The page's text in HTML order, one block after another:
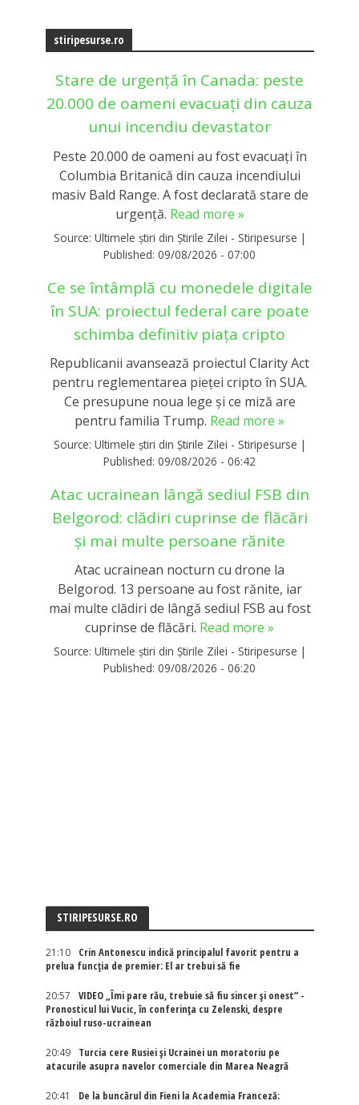
stiripesurse.ro
Stare de urgență în Canada: peste
20.000 de oameni evacuați din cauza
unui incendiu devastator
Peste 20.000 de oameni au fost evacuați în
Columbia Britanică din cauza incendiului
masiv Bald Range. A fost declarată stare de
urgență. Read more »
Source: Ultimele știri din Știrile Zilei - Stiripesurse |
Published: 09/08/2026 - 07:00
Ce se întâmplă cu monedele digitale
în SUA: proiectul federal care poate
schimba definitiv piața cripto
Republicanii avansează proiectul Clarity Act
pentru reglementarea pieței cripto în SUA.
Ce presupune noua lege și ce miză are
pentru familia Trump. Read more »
Source: Ultimele știri din Știrile Zilei - Stiripesurse |
Published: 09/08/2026 - 06:42
Atac ucrainean lângă sediul FSB din
Belgorod: clădiri cuprinse de flăcări
și mai multe persoane rănite
Atac ucrainean nocturn cu drone la
Belgorod. 13 persoane au fost rănite, iar
mai multe clădiri de lângă sediul FSB au fost
cuprinse de flăcări. Read more »
Source: Ultimele știri din Știrile Zilei - Stiripesurse |
Published: 09/08/2026 - 06:20
STIRIPESURSE.RO
21:10
Crin Antonescu indică principalul favorit pentru a
prelua funcția de premier: El ar trebui să fie
20:57
VIDEO „Îmi pare rău, trebuie să fiu sincer și onest” -
Pronosticul lui Vucic, în conferința cu Zelenski, despre
războiul ruso-ucrainean
20:49
Turcia cere Rusiei și Ucrainei un moratoriu pe
atacurile asupra navelor comerciale din Marea Neagră
20:41
De la buncărul din Fieni la Academia Franceză: